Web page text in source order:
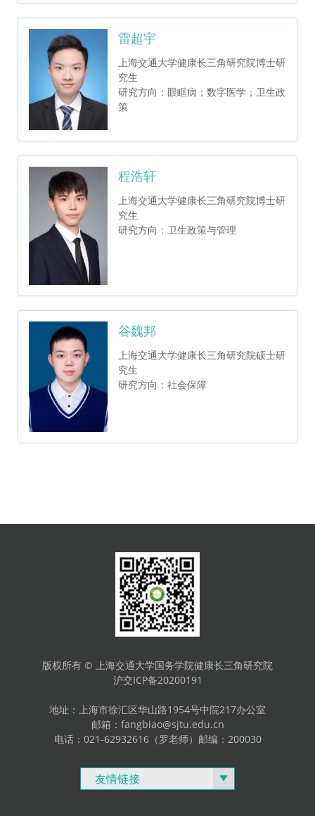
雷超宇
上海交通大学健康长三角研究院博士研
究生
研究方向：眼眶病；数字医学；卫生政
策
程浩轩
上海交通大学健康长三角研究院博士研
究生
研究方向：卫生政策与管理
谷魏邦
上海交通大学健康长三角研究院硕士研
究生
研究方向：社会保障
版权所有 © 上海交通大学国务学院健康长三角研究院
沪交ICP备20200191
地址： 上海市徐汇区华山路1954号中院217办公室
邮箱：fangbiao@sjtu.edu.cn
电话：021-62932616（罗老师）邮编：200030
友情链接